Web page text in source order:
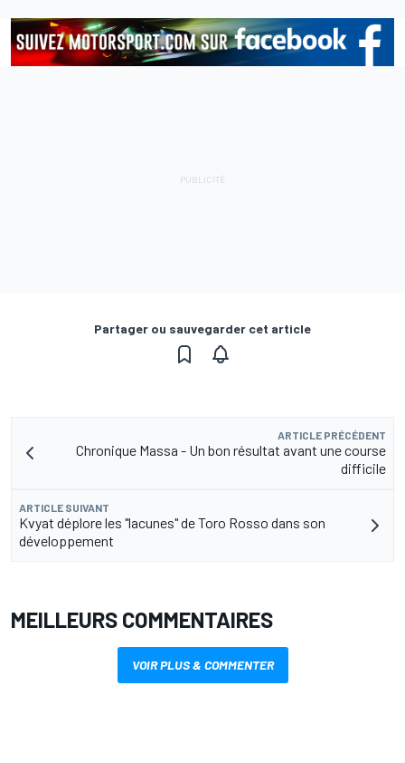
Partager ou sauvegarder cet article
ARTICLE PRÉCÉDENT
Chronique Massa - Un bon résultat avant une course
difficile
ARTICLE SUIVANT
Kvyat déplore les "lacunes" de Toro Rosso dans son
développement
MEILLEURS COMMENTAIRES
VOIR PLUS & COMMENTER